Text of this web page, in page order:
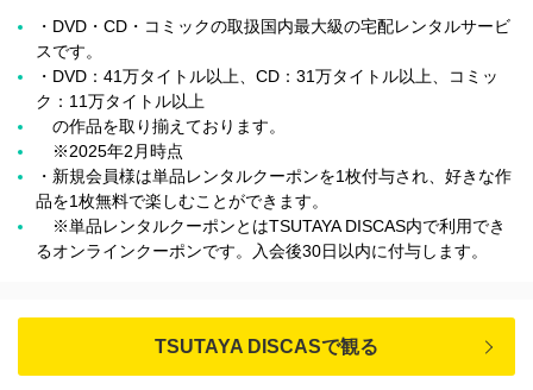
・DVD・CD・コミックの取扱国内最大級の宅配レンタルサービ
スです。
・DVD：41万タイトル以上、CD：31万タイトル以上、コミッ
ク：11万タイトル以上
の作品を取り揃えております。
※2025年2月時点
・新規会員様は単品レンタルクーポンを1枚付与され、好きな作
品を1枚無料で楽しむことができます。
※単品レンタルクーポンとはTSUTAYA DISCAS内で利用でき
るオンラインクーポンです。入会後30日以内に付与します。
TSUTAYA DISCASで観る